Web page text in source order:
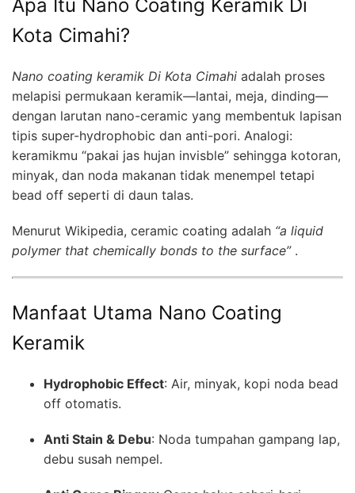
Apa Itu Nano Coating Keramik Di
Kota Cimahi?
Nano coating keramik Di Kota Cimahi adalah proses
melapisi permukaan keramik—lantai, meja, dinding—
dengan larutan nano-ceramic yang membentuk lapisan
tipis super-hydrophobic dan anti-pori. Analogi:
keramikmu “pakai jas hujan invisble” sehingga kotoran,
minyak, dan noda makanan tidak menempel tetapi
bead off seperti di daun talas.
Menurut Wikipedia, ceramic coating adalah “a liquid
polymer that chemically bonds to the surface”.
Manfaat Utama Nano Coating
Keramik
Hydrophobic Effect: Air, minyak, kopi noda bead
off otomatis.
Anti Stain & Debu: Noda tumpahan gampang lap,
debu susah nempel.